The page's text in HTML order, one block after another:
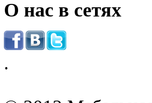
О нас в сетях
.